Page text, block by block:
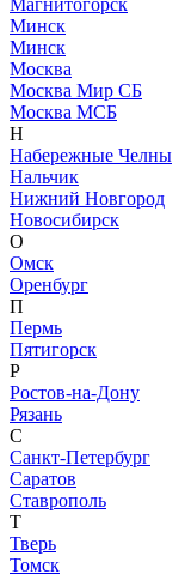
Магнитогорск
Минск
Минск
Москва
Москва Мир СБ
Москва МСБ
Н
Набережные Челны
Нальчик
Нижний Новгород
Новосибирск
О
Омск
Оренбург
П
Пермь
Пятигорск
Р
Ростов-на-Дону
Рязань
С
Санкт-Петербург
Саратов
Ставрополь
Т
Тверь
Томск